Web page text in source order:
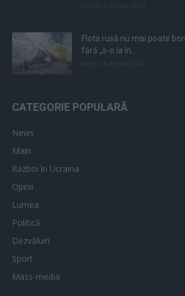
Flota rusă nu mai poate
fără „s-o ia în...
CATEGORIE POPULARĂ
News
Main
Război în Ucraina
Opinii
Lumea
Politică
Dezvăluiri
Sport
Mass-media